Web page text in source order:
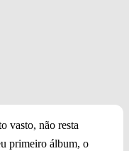
vasto, não resta
primeiro álbum, o